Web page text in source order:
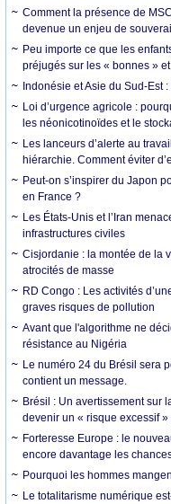
Comment la présence de
devenue un enjeu de
Peu importe ce que les
préjugés sur les « bonnes »
Indonésie et Asie du Sud-Est
Loi d’urgence agricole :
les néonicotinoïdes et le
Les lanceurs d’alerte au
hiérarchie. Comment éviter
Peut-on s’inspirer du Japon
en France ?
Les États-Unis et l’Iran
infrastructures civiles
Cisjordanie : la montée de la
atrocités de masse
RD Congo : Les activités
graves risques de pollution
Avant que l'algorithme ne
résistance au Nigéria
Le numéro 24 du Brésil sera
contient un message.
Brésil : Un avertissement sur
devenir un « risque excessif
Forteresse Europe : le
encore davantage les
Pourquoi les hommes
Le totalitarisme numérique